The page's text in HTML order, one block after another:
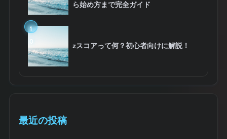
ら始め方まで完全ガイド
1
0
zスコアって何？初心者向けに解説！
最近の投稿